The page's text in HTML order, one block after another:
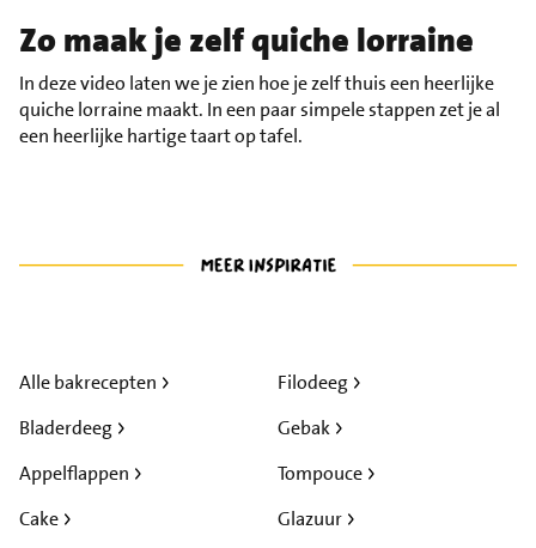
Zo maak je zelf quiche lorraine
In deze video laten we je zien hoe je zelf thuis een heerlijke
quiche lorraine maakt. In een paar simpele stappen zet je al
een heerlijke hartige taart op tafel.
Alle bakrecepten
Bladerdeeg
Appelflappen
Cake
Filodeeg
Gebak
Tompouce
Glazuur